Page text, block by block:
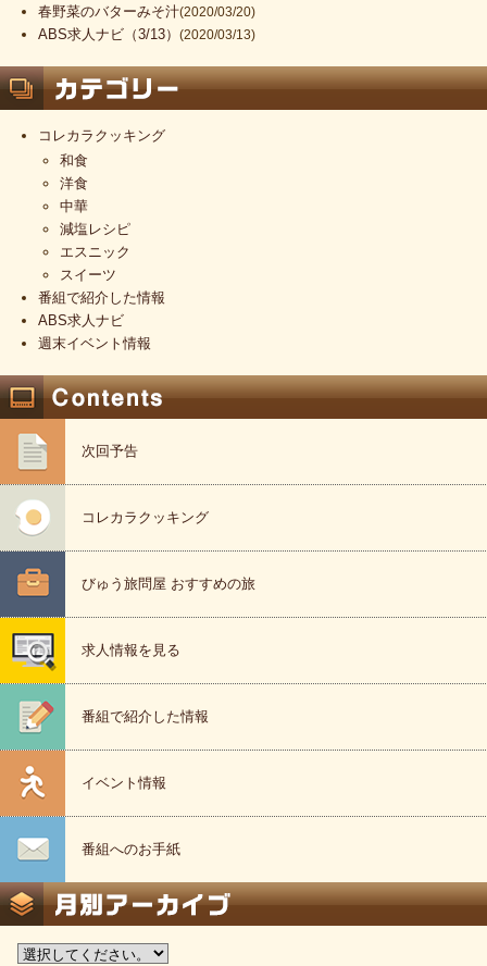
春野菜のバターみそ汁(2020/03/20)
ABS求人ナビ（3/13）(2020/03/13)
コレカラクッキング
和食
洋食
中華
減塩レシピ
エスニック
スイーツ
番組で紹介した情報
ABS求人ナビ
週末イベント情報
次回予告
コレカラクッキング
びゅう旅問屋 おすすめの旅
求人情報を見る
番組で紹介した情報
イベント情報
番組へのお手紙